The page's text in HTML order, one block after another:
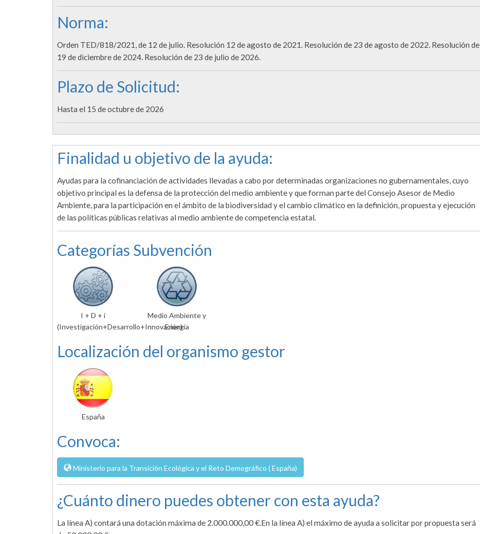
Norma:
Orden TED/818/2021, de 12 de julio. Resolución 12 de agosto de 2021. Resolución de 23 de agosto de 2022. Resolución de
19 de diciembre de 2024. Resolución de 23 de julio de 2026.
Plazo de Solicitud:
Hasta el 15 de octubre de 2026
Finalidad u objetivo de la ayuda:
Ayudas para la cofinanciación de actividades llevadas a cabo por determinadas organizaciones no gubernamentales, cuyo
objetivo principal es la defensa de la protección del medio ambiente y que forman parte del Consejo Asesor de Medio
Ambiente, para la participación en el ámbito de la biodiversidad y el cambio climático en la definición, propuesta y ejecución
de las políticas públicas relativas al medio ambiente de competencia estatal.
Categorías Subvención
I + D + i
(Investigación+Desarrollo+Innovación)
Medio Ambiente y
Energía
Localización del organismo gestor
España
Convoca:
Ministerio para la Transición Ecológica y el Reto Demográfico ( España)
¿Cuánto dinero puedes obtener con esta ayuda?
La línea A) contará una dotación máxima de 2.000.000,00 €.En la línea A) el máximo de ayuda a solicitar por propuesta será